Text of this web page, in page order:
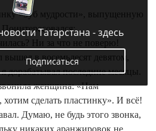
«Зуб мудрости», выпущенную
Ни за что не поверю!
в восемьдесят девятом,
дорабатывал последние месяцы.
женщина: «Нам
сделать пластинку». И всё!
Думаю, не будь этого звонка,
Татарстана - здесь
Подписаться